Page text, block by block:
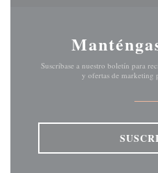
Suscríbase a nuestro boletín para
y ofertas de marketing